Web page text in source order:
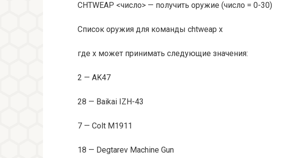
CHTWEAP <число> — получить оружие (число = 0-30)
Список оружия для команды chtweap x
где x может принимать следующие значения:
2 — AK47
28 — Baikai IZH-43
7 — Colt M1911
18 — Degtarev Machine Gun